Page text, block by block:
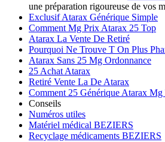
une préparation rigoureuse de vos
Exclusif Atarax Générique Simple
Comment Mg Prix Atarax 25 Top
Atarax La Vente De Retiré
Pourquoi Ne Trouve T On Plus
Atarax Sans 25 Mg Ordonnance
25 Achat Atarax
Retiré Vente La De Atarax
Comment 25 Générique Atarax Mg
Conseils
Numéros utiles
Matériel médical BEZIERS
Recyclage médicaments BEZIERS